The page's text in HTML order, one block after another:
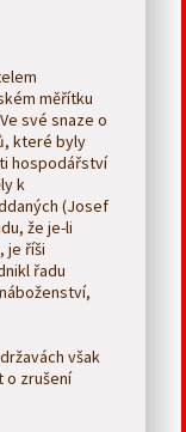
měřítku
své snaze o
které byly
hospodářství
k
(Josef
že je-li
je říši
řadu
však
o zrušení